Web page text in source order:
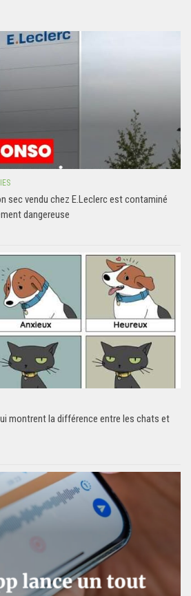
sec vendu chez E.Leclerc est contaminé
dangereuse
montrent la différence entre les chats et